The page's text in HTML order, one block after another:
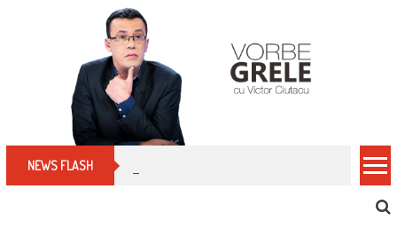
NEWS FLASH Cum îți schimbi, rapid, gratuit și eficient,